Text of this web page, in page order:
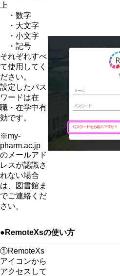
上​
・数字​
・大文字
・小文字
・記号
​それぞれすべ
て使用してく
ださい。
設定したパス
ワードは在
職・在学中有
効です。
※my-
pharm.ac.jp
のメールアド
レスが認識さ
れない場合
は、図書館ま
でご連絡くだ
さい。
●RemoteXsの使い方
①RemoteXs
アイコンから
アクセスして